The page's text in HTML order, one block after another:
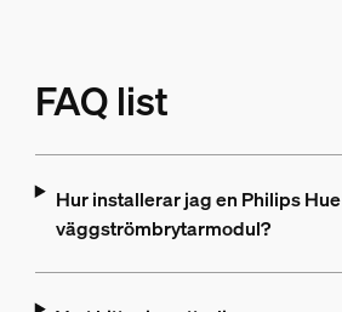
FAQ list
Hur installerar jag en Philips Hue
väggströmbrytarmodul?